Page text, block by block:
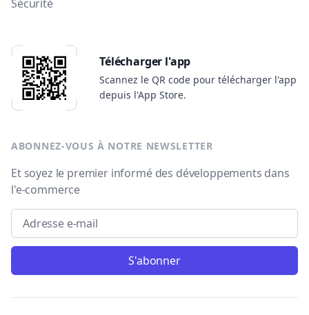
Sécurité
Télécharger l'app
Scannez le QR code pour télécharger l'app
depuis l'App Store.
ABONNEZ-VOUS À NOTRE NEWSLETTER
Et soyez le premier informé des développements dans
l'e-commerce
Email address
S'abonner